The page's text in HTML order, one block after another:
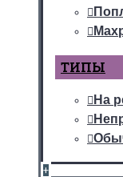
ТИПЫ
На
+